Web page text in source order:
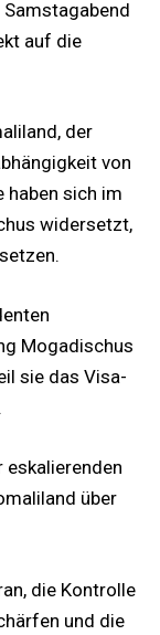
auf die
der
von
haben sich im
widersetzt,
Mogadischus
sie das Visa-
über
die Kontrolle
und die